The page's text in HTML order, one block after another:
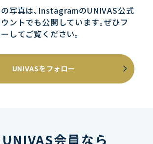
写真は､InstagramのUNIVAS公式
ントでも公開しています｡ぜひフ
してご覧ください｡
UNIVASをフォロー
会員なら